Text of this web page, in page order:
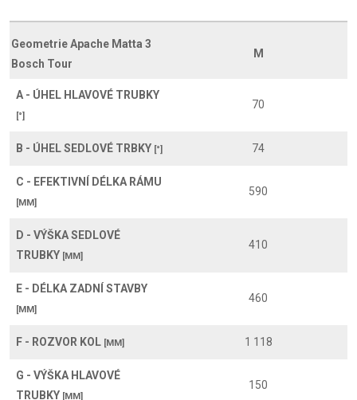
Geometrie Apache Matta 3
Bosch Tour
M
A - ÚHEL HLAVOVÉ TRUBKY
[°]
70
B - ÚHEL SEDLOVÉ TRBKY [°] 74
C - EFEKTIVNÍ DÉLKA RÁMU
[MM]
590
D - VÝŠKA SEDLOVÉ
TRUBKY [MM]
410
E - DÉLKA ZADNÍ STAVBY
[MM]
460
F - ROZVOR KOL [MM] 1 118
G - VÝŠKA HLAVOVÉ
TRUBKY [MM]
150